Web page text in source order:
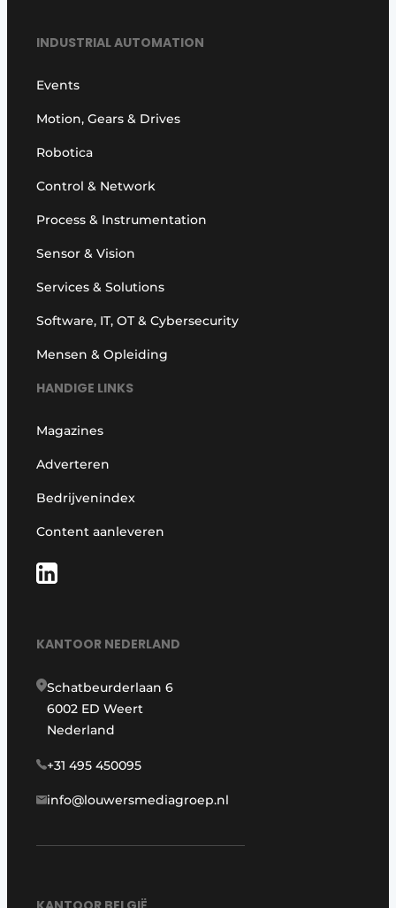
INDUSTRIAL AUTOMATION
Events
Motion, Gears & Drives
Robotica
Control & Network
Process & Instrumentation
Sensor & Vision
Services & Solutions
Software, IT, OT & Cybersecurity
Mensen & Opleiding
HANDIGE LINKS
Magazines
Adverteren
Bedrijvenindex
Content aanleveren
KANTOOR NEDERLAND
Schatbeurderlaan 6
6002 ED Weert
Nederland
+31 495 450095
info@louwersmediagroep.nl